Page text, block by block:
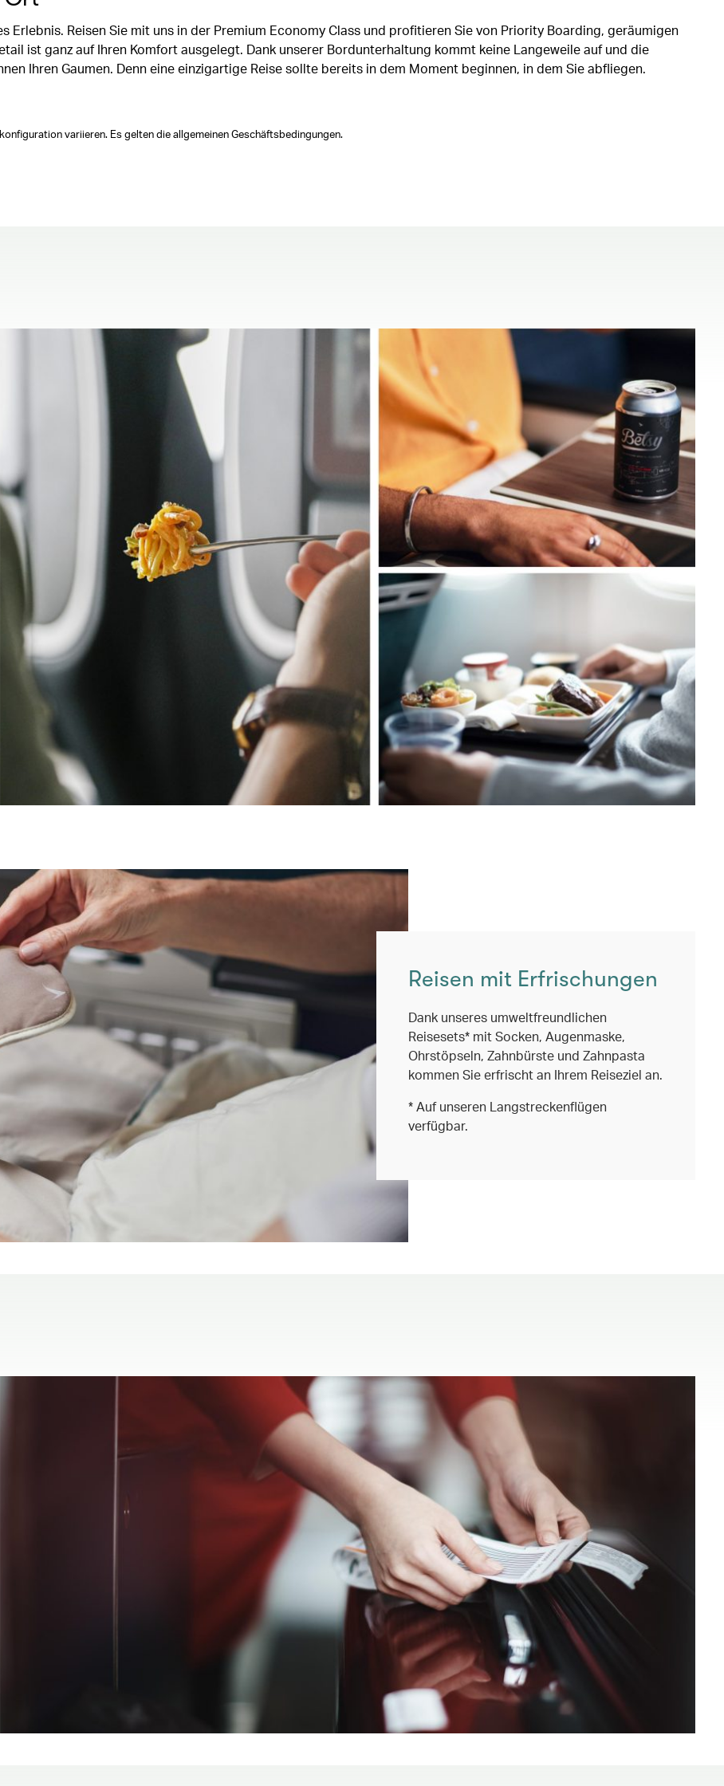
Erlebnis. Reisen Sie mit uns in der Premium Economy Class und profitieren Sie von Priority Boarding, geräumigen
ist ganz auf Ihren Komfort ausgelegt. Dank unserer Bordunterhaltung kommt keine Langeweile auf und die
Ihren Gaumen. Denn eine einzigartige Reise sollte bereits in dem Moment beginnen, in dem Sie abfliegen.
variieren. Es gelten die allgemeinen Geschäftsbedingungen.
Reisen mit Erfrischungen
Dank unseres umweltfreundlichen
Reisesets* mit Socken, Augenmaske,
Ohrstöpseln, Zahnbürste und Zahnpasta
kommen Sie erfrischt an Ihrem Reiseziel an.
* Auf unseren Langstreckenflügen
verfügbar.